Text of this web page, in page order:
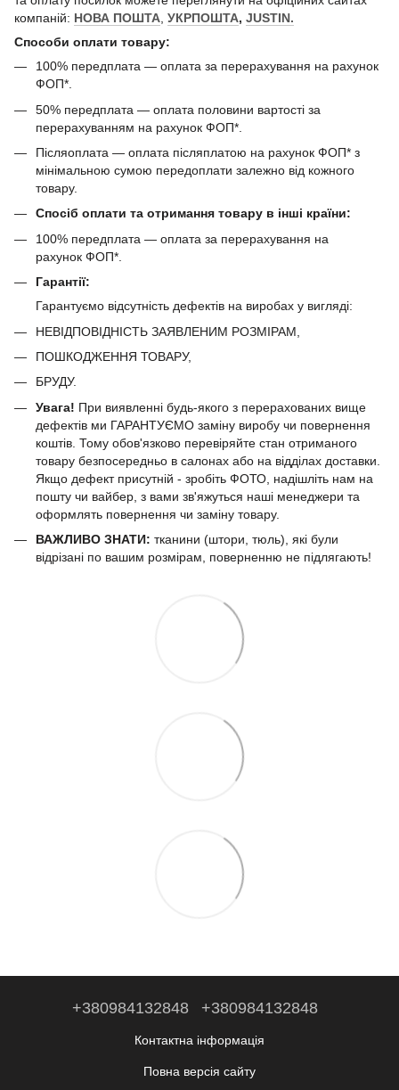
компаній: НОВА ПОШТА УКРПОШТА, JUSTIN.
Способи оплати товару:
100% передплата — оплата за перерахування на рахунок
ФОП*.
50% передплата — оплата половини вартості за
перерахуванням на рахунок ФОП*.
Післяоплата — оплата післяплатою на рахунок ФОП* з
мінімальною сумою передоплати залежно від кожного
товару.
Спосіб оплати та отримання товару в інші країни:
100% передплата — оплата за перерахування на
рахунок ФОП*.
Гарантії:
Гарантуємо відсутність дефектів на виробах у вигляді:
НЕВІДПОВІДНІСТЬ ЗАЯВЛЕНИМ РОЗМІРАМ,
ПОШКОДЖЕННЯ ТОВАРУ,
БРУДУ.
Увага! При виявленні будь-якого з перерахованих вище
дефектів ми ГАРАНТУЄМО заміну виробу чи повернення
коштів. Тому обов'язково перевіряйте стан отриманого
товару безпосередньо в салонах або на відділах доставки.
Якщо дефект присутній - зробіть ФОТО, надішліть нам на
пошту чи вайбер, з вами зв'яжуться наші менеджери та
оформлять повернення чи заміну товару.
ВАЖЛИВО ЗНАТИ: тканини (штори, тюль), які були
відрізані по вашим розмірам, поверненню не підлягають!
+380984132848 +380984132848
Контактна інформація
Повна версія сайту